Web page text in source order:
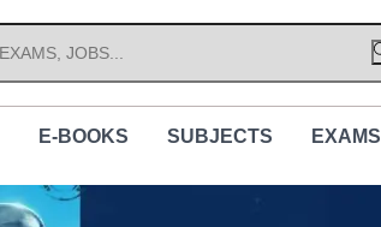
E-BOOKS SUBJECTS EXAMS